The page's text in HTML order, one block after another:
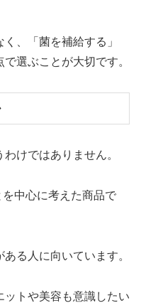
、「菌を補給する」
選ぶことが大切です。
けではありません。
中心に考えた商品で
る人に向いています。
ットや美容も意識したい